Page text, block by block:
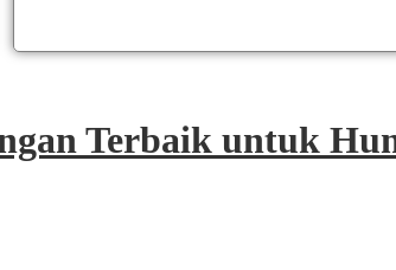
Terbaik untuk